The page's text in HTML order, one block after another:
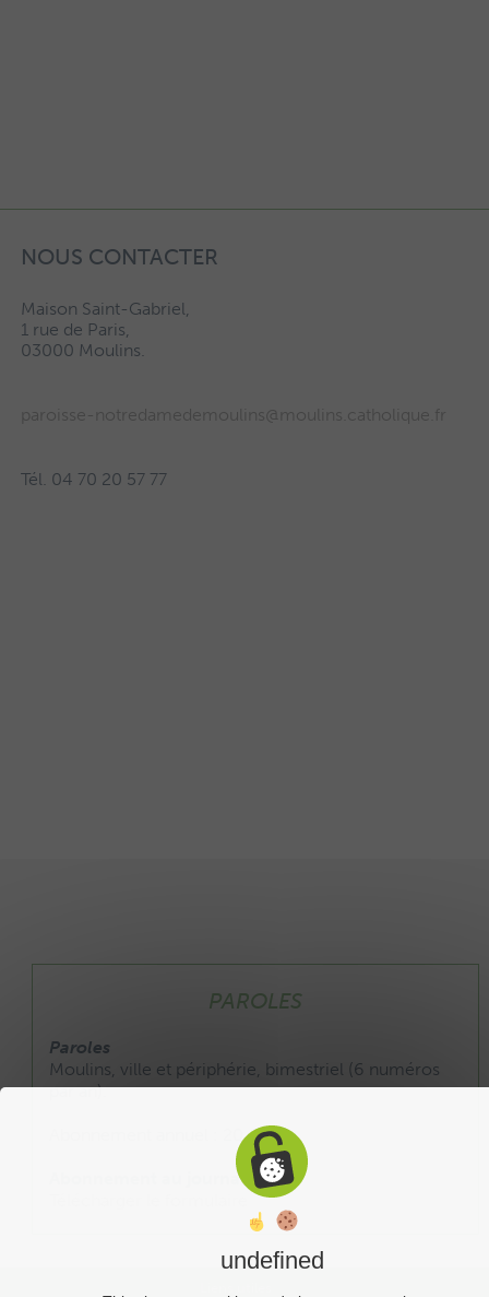
NOUS CONTACTER
Maison Saint-Gabriel,
1 rue de Paris,
03000 Moulins.
paroisse-notredamedemoulins@moulins.catholique.fr
Tél. 04 70 20 57 77
PAROLES
Paroles
Moulins, ville et périphérie, bimestriel (6 numéros
par an).
Abonnement annuel : 20 €
Abonnement au journal :
undefined